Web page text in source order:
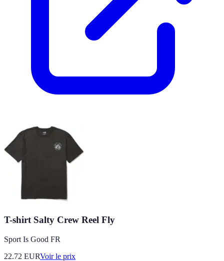
T-shirt Salty Crew Reel Fly
Sport Is Good FR
22.72 EURVoir le prix